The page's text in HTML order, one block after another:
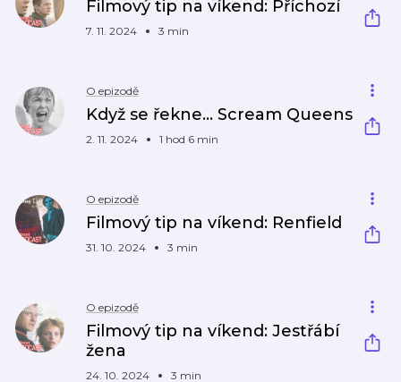
Filmový tip na víkend: Příchozí
7. 11. 2024 3 min
O epizodě
Když se řekne… Scream Queens
2. 11. 2024 1 hod 6 min
O epizodě
Filmový tip na víkend: Renfield
31. 10. 2024 3 min
O epizodě
Filmový tip na víkend: Jestřábí
žena
24. 10. 2024 3 min